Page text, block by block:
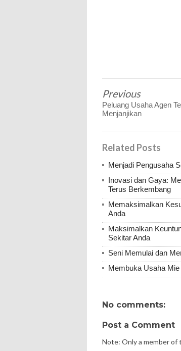
Previous
Peluang Usaha Agen
Menjanjikan
Related Posts
Menjadi Pengusaha
Inovasi dan Gaya:
Terus Berkembang
Memaksimalkan
Anda
Maksimalkan
Sekitar Anda
Seni Memulai dan
Membuka Usaha
No comments:
Post a Comment
Note: Only a member of